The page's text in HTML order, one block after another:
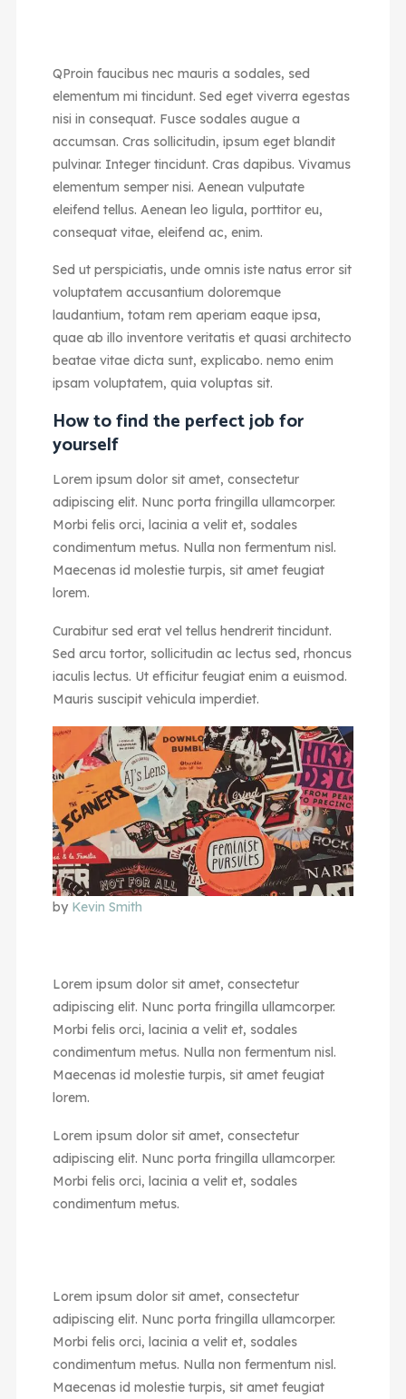
QProin faucibus nec mauris a sodales, sed
elementum mi tincidunt. Sed eget viverra egestas
nisi in consequat. Fusce sodales augue a
accumsan. Cras sollicitudin, ipsum eget blandit
pulvinar. Integer tincidunt. Cras dapibus. Vivamus
elementum semper nisi. Aenean vulputate
eleifend tellus. Aenean leo ligula, porttitor eu,
consequat vitae, eleifend ac, enim.
Sed ut perspiciatis, unde omnis iste natus error sit
voluptatem accusantium doloremque
laudantium, totam rem aperiam eaque ipsa,
quae ab illo inventore veritatis et quasi architecto
beatae vitae dicta sunt, explicabo. nemo enim
ipsam voluptatem, quia voluptas sit.
How to find the perfect job for
yourself
Lorem ipsum dolor sit amet, consectetur
adipiscing elit. Nunc porta fringilla ullamcorper.
Morbi felis orci, lacinia a velit et, sodales
condimentum metus. Nulla non fermentum nisl.
Maecenas id molestie turpis, sit amet feugiat
lorem.
Curabitur sed erat vel tellus hendrerit tincidunt.
Sed arcu tortor, sollicitudin ac lectus sed, rhoncus
iaculis lectus. Ut efficitur feugiat enim a euismod.
Mauris suscipit vehicula imperdiet.
by Kevin Smith
Lorem ipsum dolor sit amet, consectetur
adipiscing elit. Nunc porta fringilla ullamcorper.
Morbi felis orci, lacinia a velit et, sodales
condimentum metus. Nulla non fermentum nisl.
Maecenas id molestie turpis, sit amet feugiat
lorem.
Lorem ipsum dolor sit amet, consectetur
adipiscing elit. Nunc porta fringilla ullamcorper.
Morbi felis orci, lacinia a velit et, sodales
condimentum metus.
Lorem ipsum dolor sit amet, consectetur
adipiscing elit. Nunc porta fringilla ullamcorper.
Morbi felis orci, lacinia a velit et, sodales
condimentum metus. Nulla non fermentum nisl.
Maecenas id molestie turpis, sit amet feugiat